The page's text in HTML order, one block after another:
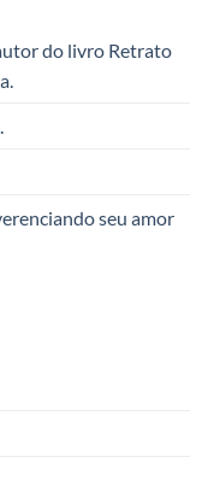
do livro Retrato
seu amor